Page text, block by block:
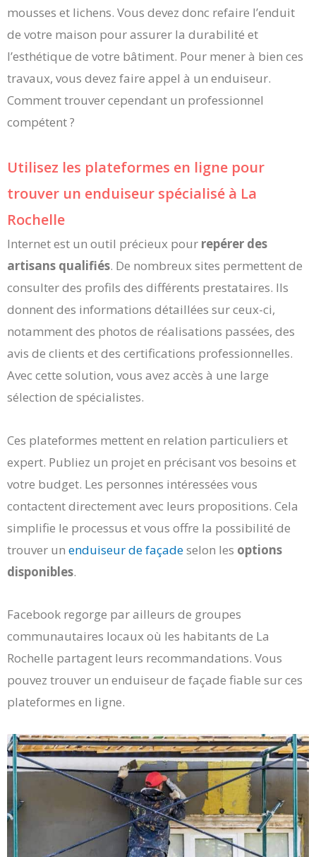
mousses et lichens. Vous devez donc refaire l’enduit
de votre maison pour assurer la durabilité et
l’esthétique de votre bâtiment. Pour mener à bien ces
travaux, vous devez faire appel à un enduiseur.
Comment trouver cependant un professionnel
compétent ?
Utilisez les plateformes en ligne pour
trouver un enduiseur spécialisé à La
Rochelle
Internet est un outil précieux pour repérer des
artisans qualifiés. De nombreux sites permettent de
consulter des profils des différents prestataires. Ils
donnent des informations détaillées sur ceux-ci,
notamment des photos de réalisations passées, des
avis de clients et des certifications professionnelles.
Avec cette solution, vous avez accès à une large
sélection de spécialistes.
Ces plateformes mettent en relation particuliers et
expert. Publiez un projet en précisant vos besoins et
votre budget. Les personnes intéressées vous
contactent directement avec leurs propositions. Cela
simplifie le processus et vous offre la possibilité de
trouver un enduiseur de façadeselon les options
disponibles.
Facebook regorge par ailleurs de groupes
communautaires locaux où les habitants de La
Rochelle partagent leurs recommandations. Vous
pouvez trouver un enduiseur de façade fiable sur ces
plateformes en ligne.